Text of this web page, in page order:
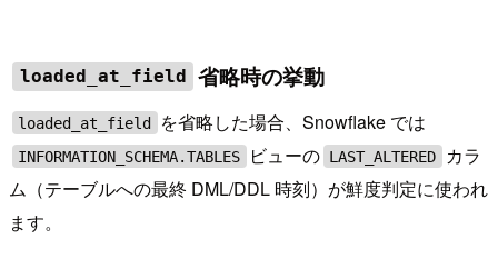
loaded_at_field 省略時の挙動
loaded_at_field を省略した場合、Snowflake では
INFORMATION_SCHEMA.TABLES ビューの LAST_ALTERED
カラ
ム（テーブルへの最終 DML/DDL 時刻）が鮮度判定に使われ
ます。